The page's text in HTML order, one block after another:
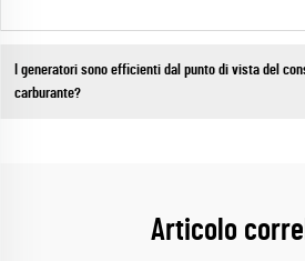
I generatori sono efficienti dal punto di vista del
carburante?
Articolo